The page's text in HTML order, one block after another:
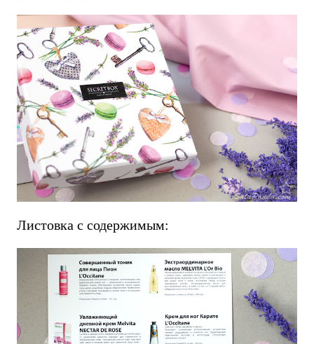
Листовка с содержимым: